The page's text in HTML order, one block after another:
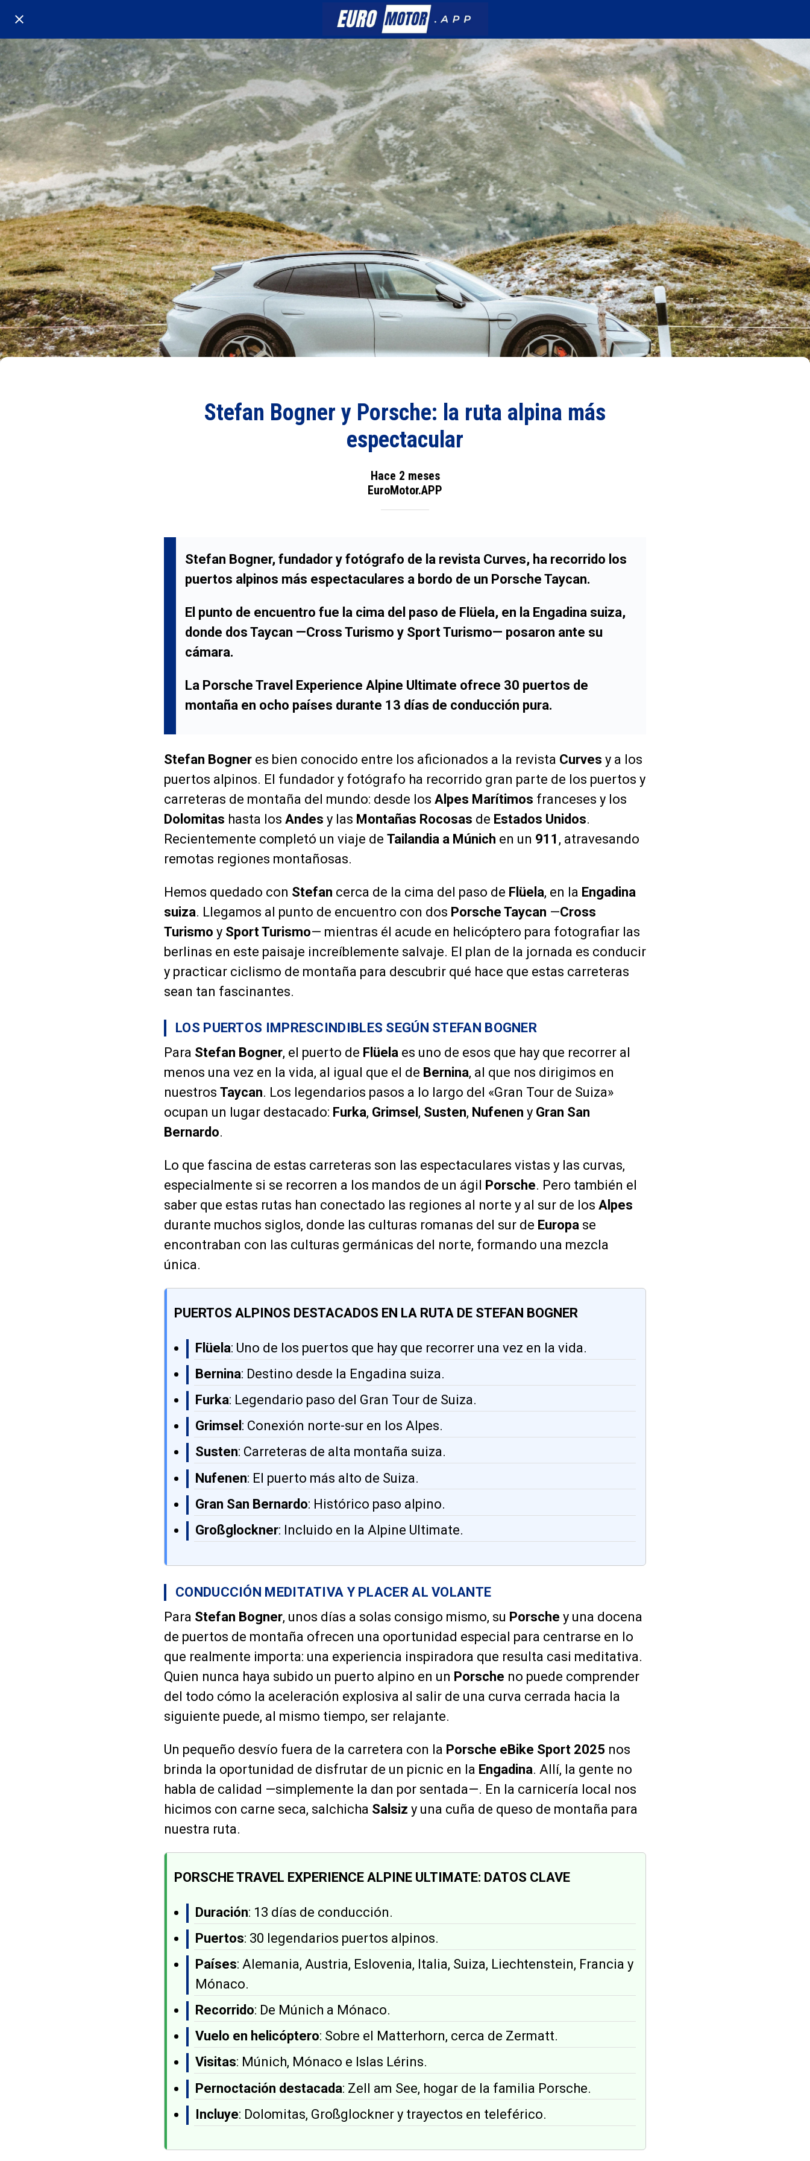
Stefan Bogner y Porsche: la ruta alpina más
espectacular
Hace 2 meses
EuroMotor.APP
Stefan Bogner, fundador y fotógrafo de la revista Curves, ha recorrido los
puertos alpinos más espectaculares a bordo de un Porsche Taycan.
El punto de encuentro fue la cima del paso de Flüela, en la Engadina suiza,
donde dos Taycan —Cross Turismo y Sport Turismo— posaron ante su
cámara.
La Porsche Travel Experience Alpine Ultimate ofrece 30 puertos de
montaña en ocho países durante 13 días de conducción pura.
Stefan Bogner es bien conocido entre los aficionados a la revista Curves y a los
puertos alpinos. El fundador y fotógrafo ha recorrido gran parte de los puertos y
carreteras de montaña del mundo: desde los Alpes Marítimos franceses y los
Dolomitas hasta los Andes y las Montañas Rocosas de Estados Unidos.
Recientemente completó un viaje de Tailandia a Múnich en un 911 , atravesando
remotas regiones montañosas.
Hemos quedado con Stefan cerca de la cima del paso de Flüela, en la Engadina
suiza. Llegamos al punto de encuentro con dos Porsche Taycan —Cross
Turismo y Sport Turismo— mientras él acude en helicóptero para fotografiar las
berlinas en este paisaje increíblemente salvaje. El plan de la jornada es conducir
y practicar ciclismo de montaña para descubrir qué hace que estas carreteras
sean tan fascinantes.
LOS PUERTOS IMPRESCINDIBLES SEGÚN STEFAN BOGNER
Para Stefan Bogner, el puerto de Flüela es uno de esos que hay que recorrer al
menos una vez en la vida, al igual que el de Bernina, al que nos dirigimos en
nuestros Taycan. Los legendarios pasos a lo largo del «Gran Tour de Suiza»
ocupan un lugar destacado: Furka, Grimsel , Susten, Nufenen y Gran San
Bernardo.
Lo que fascina de estas carreteras son las espectaculares vistas y las curvas,
especialmente si se recorren a los mandos de un ágil Porsche. Pero también el
saber que estas rutas han conectado las regiones al norte y al sur de los Alpes
durante muchos siglos, donde las culturas romanas del sur de Europa se
encontraban con las culturas germánicas del norte, formando una mezcla
única.
PUERTOS ALPINOS DESTACADOS EN LA RUTA DE STEFAN BOGNER
Flüela: Uno de los puertos que hay que recorrer una vez en la vida.
Bernina: Destino desde la Engadina suiza.
Furka: Legendario paso del Gran Tour de Suiza.
Grimsel : Conexión norte-sur en los Alpes.
Susten: Carreteras de alta montaña suiza.
Nufenen: El puerto más alto de Suiza.
Gran San Bernardo: Histórico paso alpino.
Großglockner: Incluido en la Alpine Ultimate.
CONDUCCIÓN MEDITATIVA Y PLACER AL VOLANTE
Para Stefan Bogner, unos días a solas consigo mismo, su Porsche y una docena
de puertos de montaña ofrecen una oportunidad especial para centrarse en lo
que realmente importa: una experiencia inspiradora que resulta casi meditativa.
Quien nunca haya subido un puerto alpino en un Porsche no puede comprender
del todo cómo la aceleración explosiva al salir de una curva cerrada hacia la
siguiente puede, al mismo tiempo, ser relajante.
Un pequeño desvío fuera de la carretera con la Porsche eBike Sport 2025 nos
brinda la oportunidad de disfrutar de un picnic en la Engadina. Allí, la gente no
habla de calidad —simplemente la dan por sentada—. En la carnicería local nos
hicimos con carne seca, salchicha Salsiz y una cuña de queso de montaña para
nuestra ruta.
PORSCHE TRAVEL EXPERIENCE ALPINE ULTIMATE: DATOS CLAVE
Duración: 13 días de conducción.
Puertos: 30 legendarios puertos alpinos.
Países: Alemania, Austria, Eslovenia, Italia, Suiza, Liechtenstein, Francia y
Mónaco.
Recorrido: De Múnich a Mónaco.
Vuelo en helicóptero: Sobre el Matterhorn, cerca de Zermatt.
Visitas: Múnich, Mónaco e Islas Lérins.
Pernoctación destacada: Zell am See, hogar de la familia Porsche.
Incluye: Dolomitas, Großglockner y trayectos en teleférico.